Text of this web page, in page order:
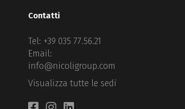
Contatti
Tel: +39 035 77.56.21
Email:
info@nicoligroup.com
Visualizza tutte le sedi